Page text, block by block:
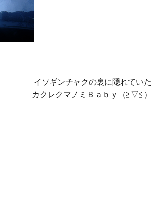
イソギンチャクの裏に隠れていた
カクレクマノミＢａｂｙ（≧▽≦）